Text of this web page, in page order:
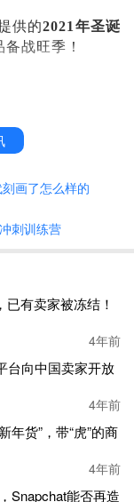
供的2021年圣诞
战旺季！
一起辞旧迎新
波兰人全年都在
画了怎么样的
刺训练营
有卖家被冻结！
4年前
台向中国卖家开放
4年前
年货”，带“虎”的商
4年前
Snapchat能否再造